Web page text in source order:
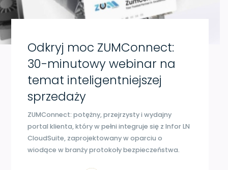
Odkryj moc ZUMConnect:
30-minutowy webinar na
temat inteligentniejszej
sprzedaży
ZUMConnect: potężny, przejrzysty i wydajny
portal klienta, który w pełni integruje się z Infor LN
CloudSuite, zaprojektowany w oparciu o
wiodące w branży protokoły bezpieczeństwa.